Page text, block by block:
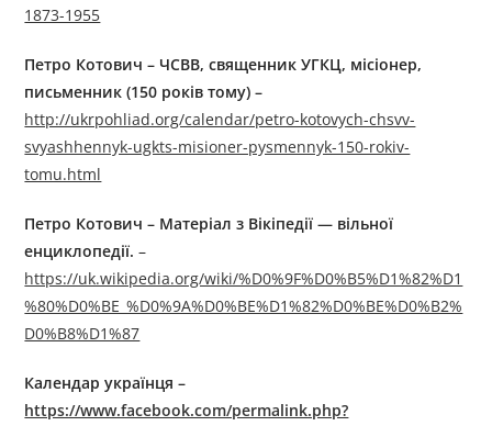
1873-1955
Петро Котович – ЧСВВ, священник УГКЦ, місіонер,
письменник (150 років тому) –
http://ukrpohliad.org/calendar/petro-kotovych-chsvv-
svyashhennyk-ugkts-misioner-pysmennyk-150-rokiv-
tomu.html
Петро Котович – Матеріал з Вікіпедії — вільної
енциклопедії.–
https://uk.wikipedia.org/wiki/%D0%9F%D0%B5%D1%82%D1
%80%D0%BE_%D0%9A%D0%BE%D1%82%D0%BE%D0%B2%
D0%B8%D1%87
Календар українця –
https://www.facebook.com/permalink.php?